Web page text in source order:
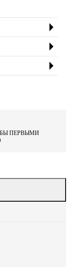
рулём и ценит
ПЕРВЫМИ